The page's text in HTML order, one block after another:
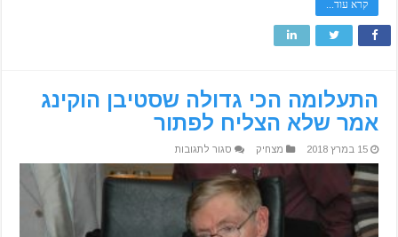
קרא עוד...
התעלומה הכי גדולה שסטיבן הוקינג
אמר שלא הצליח לפתור
15 במרץ 2018 מצחיק סגור לתגובותעל
הכי
גדולה
שסטיבן